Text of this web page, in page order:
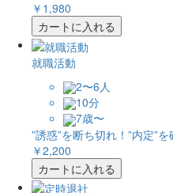
￥1,980
カートに入れる
就職活動
2〜6人
10分
7歳〜
”誘惑”を断ち切れ！”内定”を
￥2,200
カートに入れる